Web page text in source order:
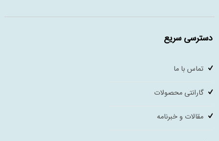
دسترسی سریع
تماس با ما
گارانتی محصولات
مقالات و خبرنامه